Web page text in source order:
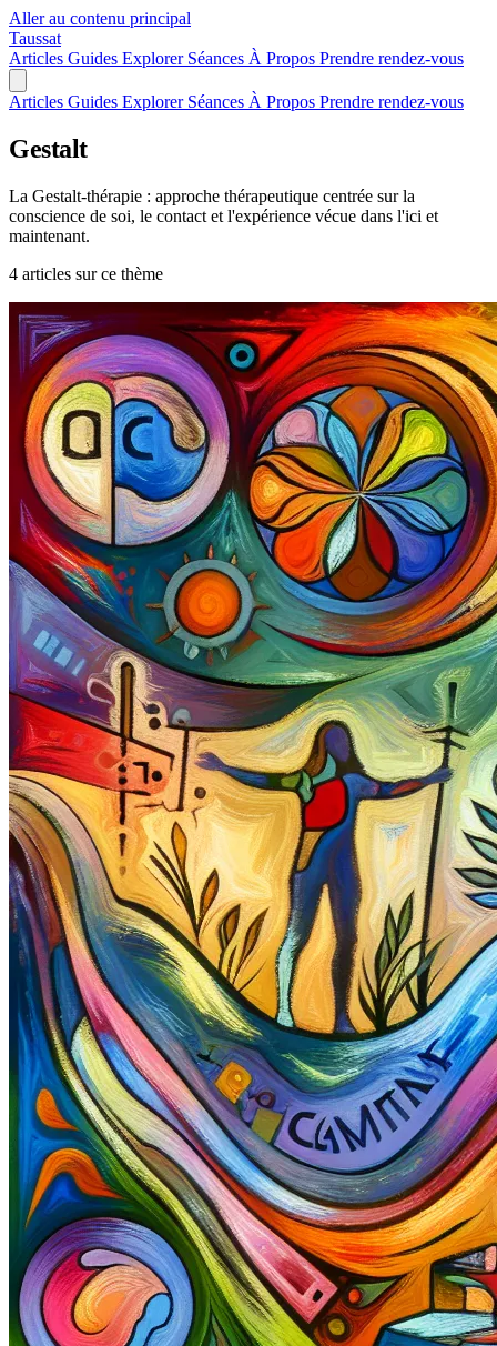
Aller au contenu principal
Taussat
Articles Guides Explorer Séances À Propos Prendre rendez-vous
Articles Guides Explorer Séances À Propos Prendre rendez-vous
Gestalt
La Gestalt-thérapie : approche thérapeutique centrée sur la
conscience de soi, le contact et l'expérience vécue dans l'ici et
maintenant.
4 articles sur ce thème